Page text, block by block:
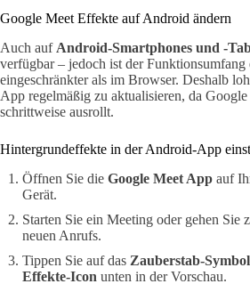
Google Meet Effekte auf Android ändern
Auch auf Android-Smartphones und -
verfügbar – jedoch ist der Funktionsumfang
eingeschränkter als im Browser. Deshalb
App regelmäßig zu aktualisieren, da
schrittweise ausrollt.
Hintergrundeffekte in der Android-App
Öffnen Sie die Google Meet App auf
Gerät.
Starten Sie ein Meeting oder gehen Sie
neuen Anrufs.
Tippen Sie auf das Zauberstab-Symbol
Effekte-Icon unten in der Vorschau.